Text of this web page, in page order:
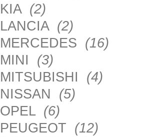
KIA (2)
LANCIA (2)
MERCEDES (16)
MINI (3)
MITSUBISHI (4)
NISSAN (5)
OPEL (6)
PEUGEOT (12)